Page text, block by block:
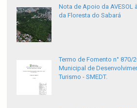
Nota de Apoio da AVESOL
da Floresta do Sabará
Termo de Fomento n° 870/
Municipal de
Turismo - SMEDT.